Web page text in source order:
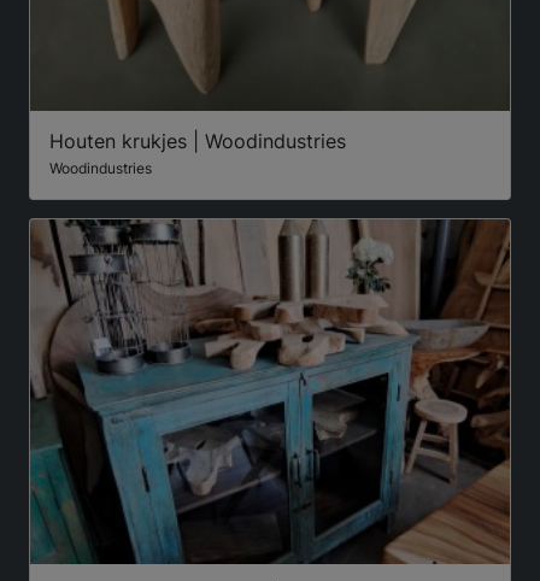
Houten krukjes | Woodindustries
Woodindustries